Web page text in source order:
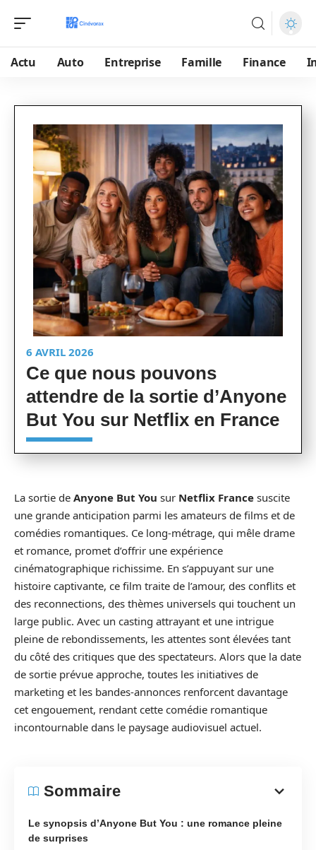
Actu Auto Entreprise Famille Finance
6 AVRIL 2026
Ce que nous pouvons
attendre de la sortie d’Anyone
But You sur Netflix en France
La sortie de Anyone But You sur Netflix France suscite
une grande anticipation parmi les amateurs de films et de
comédies romantiques. Ce long-métrage, qui mêle drame
et romance, promet d’offrir une expérience
cinématographique richissime. En s’appuyant sur une
histoire captivante, ce film traite de l’amour, des conflits et
des reconnections, des thèmes universels qui touchent un
large public. Avec un casting attrayant et une intrigue
pleine de rebondissements, les attentes sont élevées tant
du côté des critiques que des spectateurs. Alors que la date
de sortie prévue approche, toutes les initiatives de
marketing et les bandes-annonces renforcent davantage
cet engouement, rendant cette comédie romantique
incontournable dans le paysage audiovisuel actuel.
Sommaire
Le synopsis d’Anyone But You : une romance pleine
de surprises